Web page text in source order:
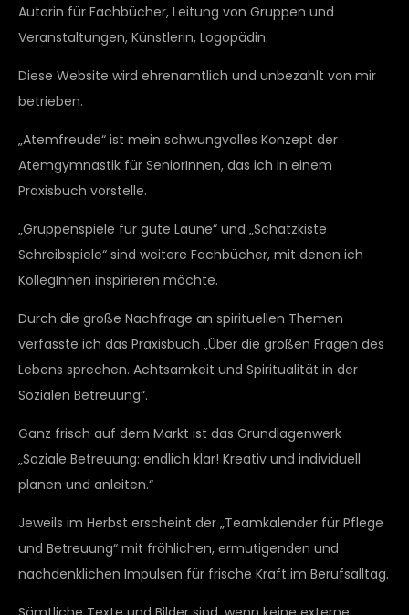
Autorin für Fachbücher, Leitung von Gruppen und
Veranstaltungen, Künstlerin, Logopädin.
Diese Website wird ehrenamtlich und unbezahlt von mir
betrieben.
„Atemfreude“ ist mein schwungvolles Konzept der
Atemgymnastik für SeniorInnen, das ich in einem
Praxisbuch vorstelle.
„Gruppenspiele für gute Laune“ und „Schatzkiste
Schreibspiele“ sind weitere Fachbücher, mit denen ich
KollegInnen inspirieren möchte.
Durch die große Nachfrage an spirituellen Themen
verfasste ich das Praxisbuch „Über die großen Fragen des
Lebens sprechen. Achtsamkeit und Spiritualität in der
Sozialen Betreuung“.
Ganz frisch auf dem Markt ist das Grundlagenwerk
„Soziale Betreuung: endlich klar! Kreativ und individuell
planen und anleiten.“
Jeweils im Herbst erscheint der „Teamkalender für Pflege
und Betreuung“ mit fröhlichen, ermutigenden und
nachdenklichen Impulsen für frische Kraft im Berufsalltag.